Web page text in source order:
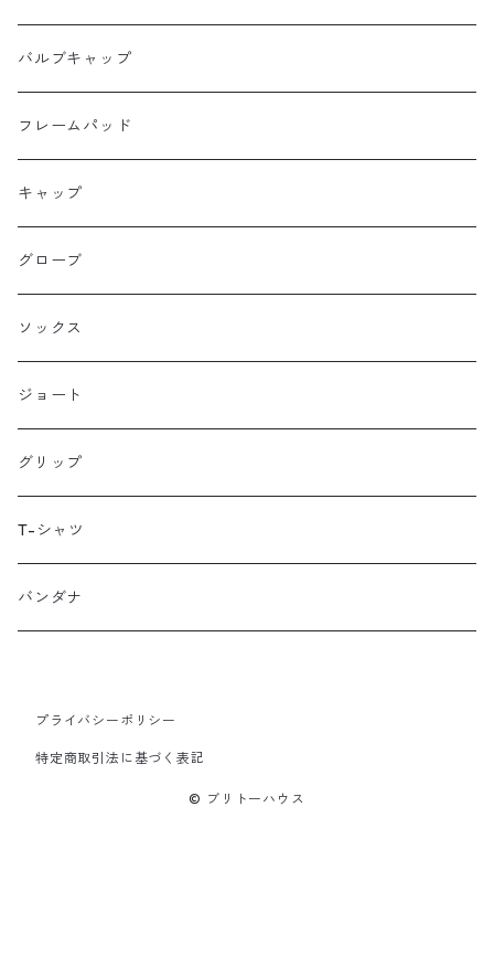
Ellum Bag Works
Farewell
Farther Bag Co
HANDUP
HMPL
Loophole Bags
Lords Luggage
LUGS NOT DRUGS
MECHANIX WEAR
Nerpa Gear
リアトップチューブバッグ
サドルバッグ
バルブキャップ
フレームパッド
キャップ
グローブ
ソックス
ジョート
グリップ
T-シャツ
バンダナ
プライバシーポリシー
特定商取引法に基づく表記
© ブリトーハウス